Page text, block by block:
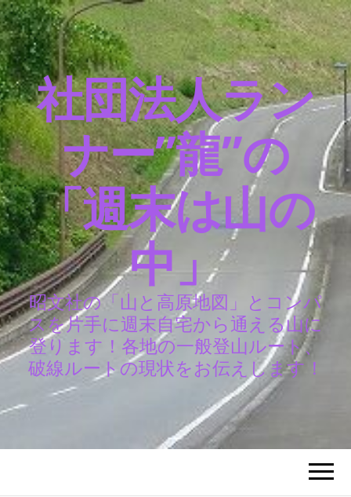
社団法人ラン
ナー”龍”の
「週末は山の
中」
昭文社の「山と高原地図」とコンパ
スを片手に週末自宅から通える山に
登ります！各地の一般登山ルート、
破線ルートの現状をお伝えします！